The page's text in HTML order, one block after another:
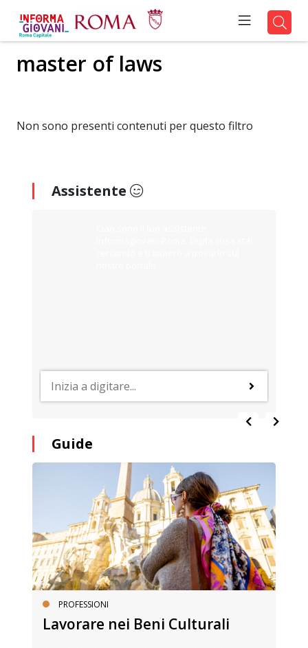
master of laws
Non sono presenti contenuti per questo filtro
Assistente
Guide
PROFESSIONI
Lavorare nei Beni Culturali